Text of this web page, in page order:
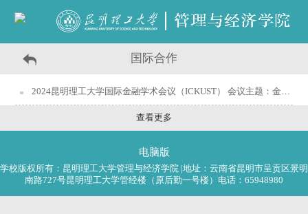
国际合作
2024昆明理工大学国际金融学术会议（ICKUST） 会议主题：金融高质量发展
查看更多
电脑版
学校版权所有：昆明理工大学管理与经济学院 |地址：云南省昆明市呈贡区景明
南路727号昆明理工大学管经楼（原后勤一号楼）电话：65948980